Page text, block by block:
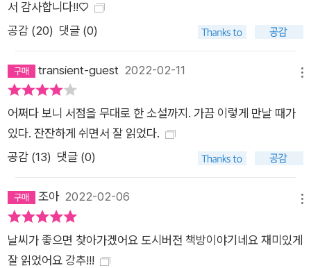
서 감사합니다!!♡
공감 (20) 댓글 (0)
transient-guest 2022-02-11
어쩌다 보니 서점을 무대로 한 소설까지. 가끔 이렇게 만날 때가
있다. 잔잔하게 쉬면서 잘 읽었다.
공감 (13) 댓글 (0)
조아 2022-02-06
날씨가 좋으면 찾아가겠어요 도시버전 책방이야기네요 재미있게
잘 읽었어요 강추!!!